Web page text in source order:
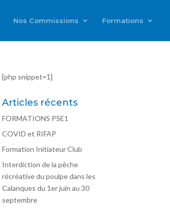
Nos Commissions Formations
[php snippet=1]
Articles récents
FORMATIONS PSE1
COVID et RIFAP
Formation Initiateur Club
Interdiction de la pêche
récréative du poulpe dans les
Calanques du 1er juin au 30
septembre